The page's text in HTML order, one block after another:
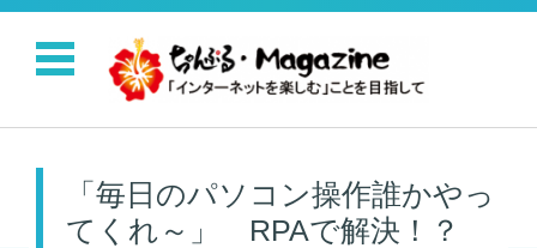
コンテンツに移動
「毎日のパソコン操作誰かやっ
てくれ～」 RPAで解決！？